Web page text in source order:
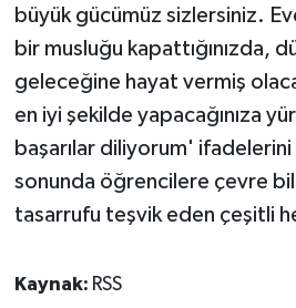
büyük gücümüz sizlersiniz.
bir musluğu kapattığınızda,
geleceğine hayat vermiş
en iyi şekilde yapacağınıza
başarılar diliyorum' ifadelerini
sonunda öğrencilere çevre
tasarrufu teşvik eden çeşitli
Kaynak: RSS